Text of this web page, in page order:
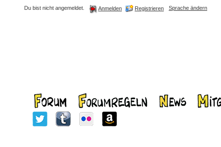
Du bist nicht angemeldet. Anmelden Registrieren Sprache ändern